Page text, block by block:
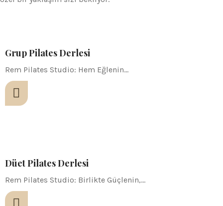
Grup Pilates Derlesi
Rem Pilates Studio: Hem Eğlenin…
Düet Pilates Derlesi
Rem Pilates Studio: Birlikte Güçlenin,…